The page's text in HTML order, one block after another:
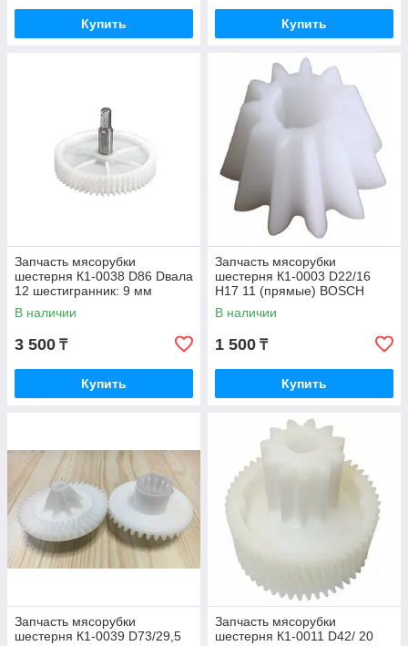
Купить Купить
Запчасть мясорубки
шестерня К1-0038 D86 Dвала
12 шестигранник: 9 мм
(длина 15 мм); H72; 56
(прямые) # Elbee
В наличии
3 500 ₸
Купить
Запчасть мясорубки
шестерня К1-0003 D22/16
H17 11 (прямые) BOSCH
В наличии
1 500 ₸
Купить
Запчасть мясорубки
шестерня К1-0039 D73/29,5
Запчасть мясорубки
шестерня К1-0011 D42/ 20